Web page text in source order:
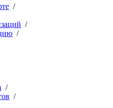
/
/
/
/
/